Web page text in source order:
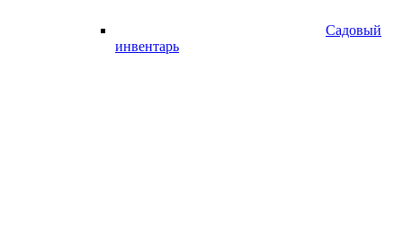
Садовый
инвентарь